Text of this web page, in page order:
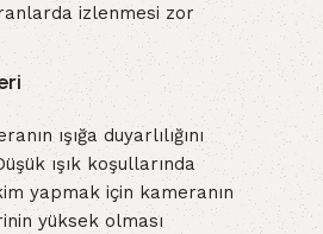
izlenmesi zor
ışığa duyarlılığını
ışık koşullarında
yapmak için kameranın
yüksek olması